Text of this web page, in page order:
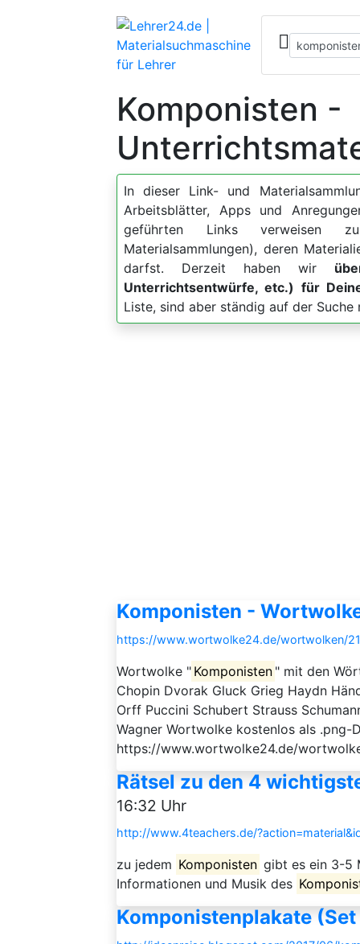
Komponisten -
In dieser Link- und
Arbeitsblätter, Apps und
geführten Links verweisen
Materialsammlungen), deren
darfst. Derzeit haben wir
Unterrichtsentwürfe, etc.) für
Liste, sind aber ständig auf der Suche
Komponisten -
https://www.wortwolke24.de/wortwolken/
Wortwolke " Komponisten " mit den
Chopin Dvorak Gluck Grieg Haydn
Orff Puccini Schubert Strauss
Wagner Wortwolke kostenlos als .png-
https://www.wortwolke24.de/
Rätsel zu den 4
16:32 Uhr
http://www.4teachers.de/
zu jedem Komponisten gibt es ein 3-5
Informationen und Musik des
Komponistenplakate